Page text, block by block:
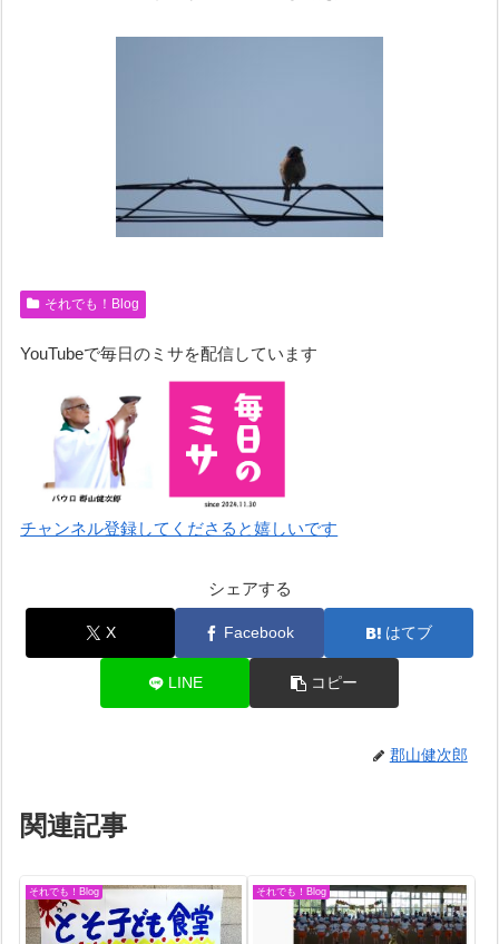
それでも！Blog
YouTubeで毎日のミサを配信しています
チャンネル登録してくださると嬉しいです
シェアする
X Facebook はてブ
LINE コピー
郡山健次郎
関連記事
それでも！Blog それでも！Blog